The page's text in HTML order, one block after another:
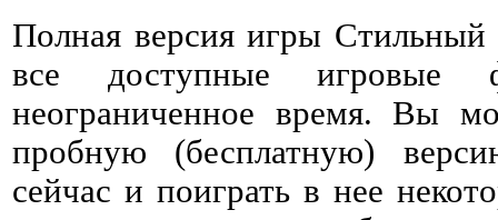
Полная версия игры Стильный
все доступные
неограниченное время. Вы
пробную (бесплатную)
сейчас и поиграть в нее